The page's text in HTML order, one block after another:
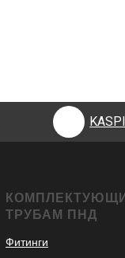
KASPI
ТРУБАМ ПНД
Фитинги